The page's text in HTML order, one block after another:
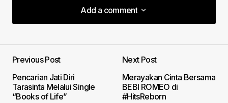
Add a comment
Add a comment
Required fields are marked*
Previous Post
Pencarian Jati Diri
Tarasinta Melalui Single
“Books of Life”
Next Post
Merayakan Cinta Bersama
BEBI ROMEO di
#HitsReborn